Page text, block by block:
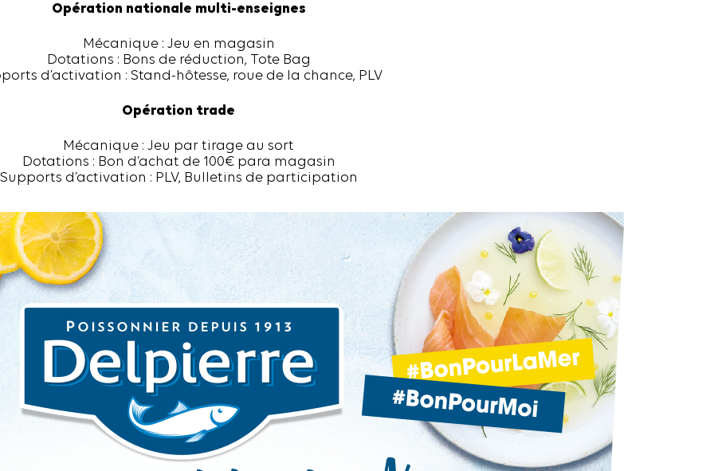
Opération nationale multi-enseignes
Mécanique : Jeu en magasin
Dotations : Bons de réduction, Tote Bag
d’activation : Stand-hôtesse, roue de la chance, PLV
Opération trade
Mécanique : Jeu par tirage au sort
Dotations : Bon d’achat de 100€ para magasin
Supports d’activation : PLV, Bulletins de participation